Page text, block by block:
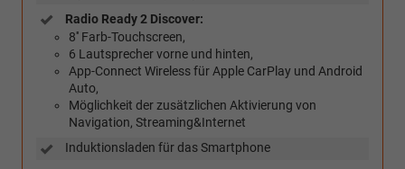
Radio Ready 2 Discover:
8'' Farb-Touchscreen,
6 Lautsprecher vorne und hinten,
App-Connect Wireless für Apple CarPlay und Android
Auto,
Möglichkeit der zusätzlichen Aktivierung von
Navigation, Streaming&Internet
Induktionsladen für das Smartphone